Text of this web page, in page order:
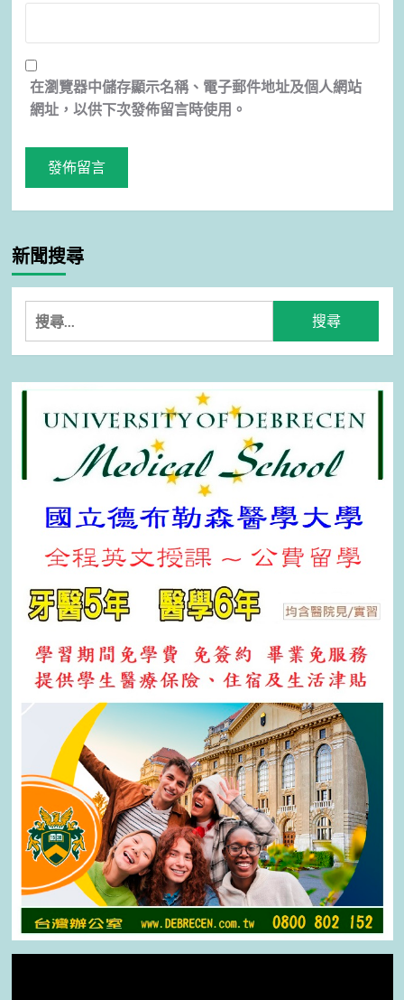
在瀏覽器中儲存顯示名稱、電子郵件地址及個人網站
網址，以供下次發佈留言時使用。
新聞搜尋
搜
尋
關
鍵